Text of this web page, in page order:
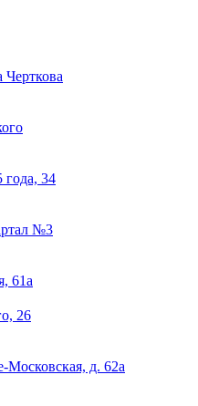
Черткова
года, 34
№3
61а
26
Московская, д. 62а